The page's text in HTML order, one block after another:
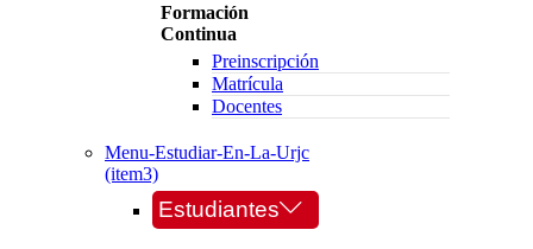
Formación
Continua
Preinscripción
Matrícula
Docentes
Menu-Estudiar-En-La-Urjc
(item3)
Estudiantes